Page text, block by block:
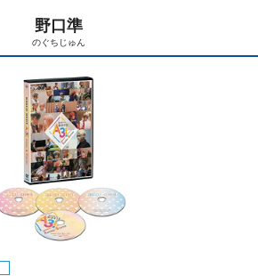
t
野口準
のぐちじゅん